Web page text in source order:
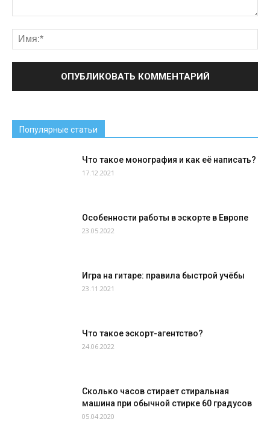
Популярные статьи
Что такое монография и как её написать?
17.12.2021
Особенности работы в эскорте в Европе
23.05.2022
Игра на гитаре: правила быстрой учёбы
23.11.2021
Что такое эскорт-агентство?
24.06.2022
Сколько часов стирает стиральная
машина при обычной стирке 60 градусов
05.04.2020